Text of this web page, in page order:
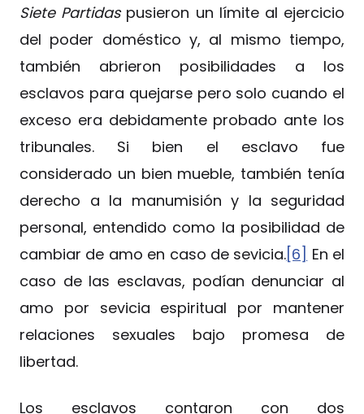
Siete Partidaspusieron un límite al ejercicio
del poder doméstico y, al mismo tiempo,
también abrieron posibilidades a los
esclavos para quejarse pero solo cuando el
exceso era debidamente probado ante los
tribunales. Si bien el esclavo fue
considerado un bien mueble, también tenía
derecho a la manumisión y la seguridad
personal, entendido como la posibilidad de
cambiar de amo en caso de sevicia.[6] En el
caso de las esclavas, podían denunciar al
amo por sevicia espiritual por mantener
relaciones sexuales bajo promesa de
libertad.
Los esclavos contaron con dos